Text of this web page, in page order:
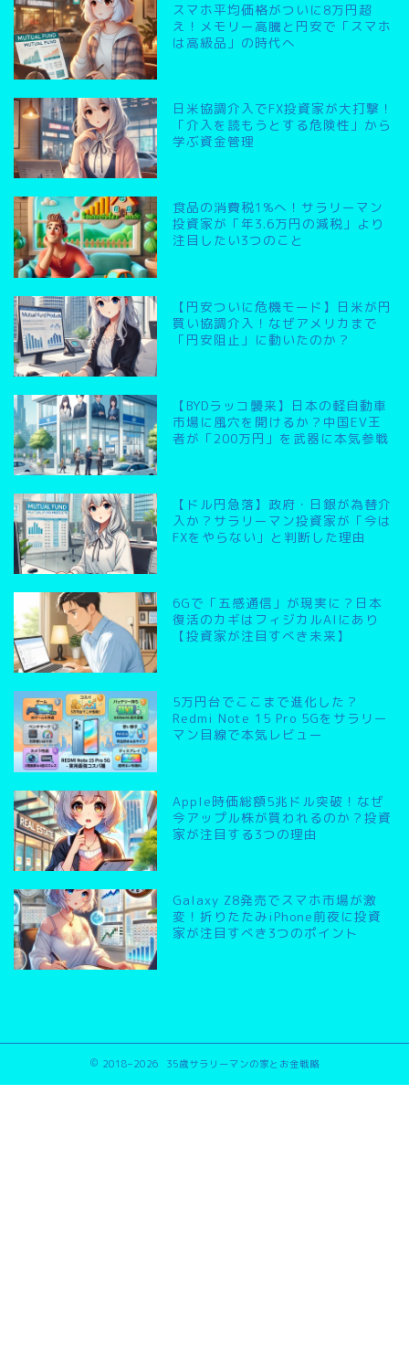
スマホ平均価格がついに8万円超
え！メモリー高騰と円安で「スマホ
は高級品」の時代へ
日米協調介入でFX投資家が大打撃！
「介入を読もうとする危険性」から
学ぶ資金管理
食品の消費税1%へ！サラリーマン
投資家が「年3.6万円の減税」より
注目したい3つのこと
【円安ついに危機モード】日米が円
買い協調介入！なぜアメリカまで
「円安阻止」に動いたのか？
【BYDラッコ襲来】日本の軽自動車
市場に風穴を開けるか？中国EV王
者が「200万円」を武器に本気参戦
【ドル円急落】政府・日銀が為替介
入か？サラリーマン投資家が「今は
FXをやらない」と判断した理由
6Gで「五感通信」が現実に？日本
復活のカギはフィジカルAIにあり
【投資家が注目すべき未来】
5万円台でここまで進化した？
Redmi Note 15 Pro 5Gをサラリー
マン目線で本気レビュー
Apple時価総額5兆ドル突破！なぜ
今アップル株が買われるのか？投資
家が注目する3つの理由
Galaxy Z8発売でスマホ市場が激
変！折りたたみiPhone前夜に投資
家が注目すべき3つのポイント
2018–2026 35歳サラリーマンの家とお金戦略